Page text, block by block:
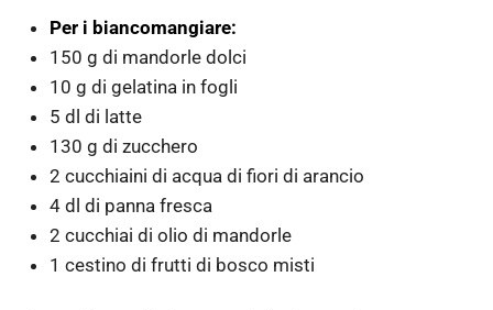
Per i biancomangiare:
150 g di mandorle dolci
10 g di gelatina in fogli
5 dl di latte
130 g di zucchero
2 cucchiaini di acqua di fiori di arancio
4 dl di panna fresca
2 cucchiai di olio di mandorle
1 cestino di frutti di bosco misti